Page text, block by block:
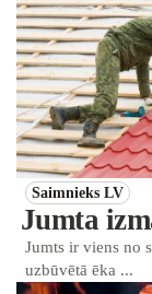
Saimnieks LV
Jumta
Jumts ir viens no
uzbūvētā ēka ...